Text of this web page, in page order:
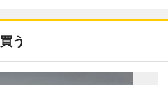
買う